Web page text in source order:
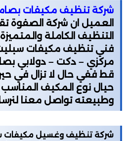
شركة تنظيف مكيفات
العميل ان شركة الصفوة
التنظيف الكاملة
فني تنظيف مكيفات
مركزي – دكت – دولابي
قط ففي حال لا تزال في
حيال نوع المكيف
وطبيعته تواصل معنا
شركة تنظيف وغسيل مكيفات